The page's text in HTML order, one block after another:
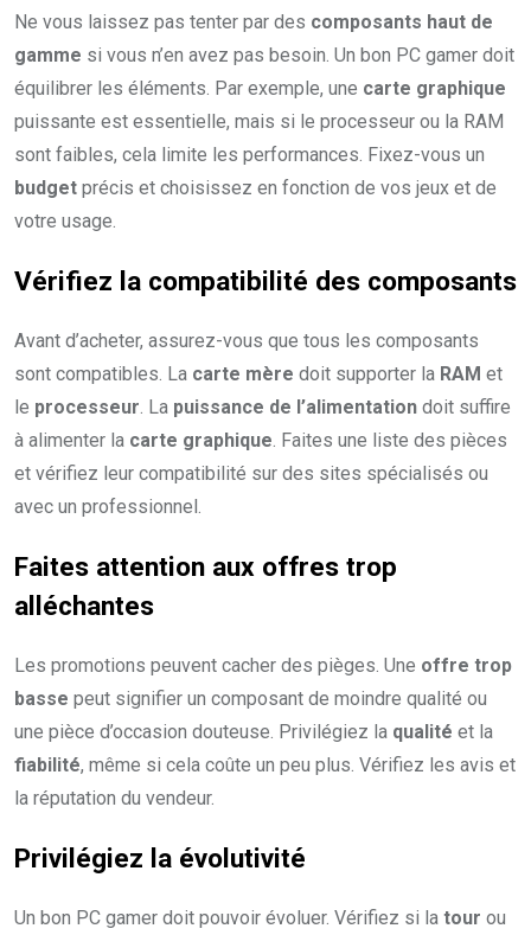
Ne vous laissez pas tenter par des composants haut de
gamme si vous n’en avez pas besoin. Un bon PC gamer doit
équilibrer les éléments. Par exemple, une carte graphique
puissante est essentielle, mais si le processeur ou la RAM
sont faibles, cela limite les performances. Fixez-vous un
budget précis et choisissez en fonction de vos jeux et de
votre usage.
Vérifiez la compatibilité des composants
Avant d’acheter, assurez-vous que tous les composants
sont compatibles. La carte mère doit supporter la RAM et
le processeur. La puissance de l’alimentation doit suffire
à alimenter la carte graphique. Faites une liste des pièces
et vérifiez leur compatibilité sur des sites spécialisés ou
avec un professionnel.
Faites attention aux offres trop
alléchantes
Les promotions peuvent cacher des pièges. Une offre trop
basse peut signifier un composant de moindre qualité ou
une pièce d’occasion douteuse. Privilégiez la qualité et la
fiabilité, même si cela coûte un peu plus. Vérifiez les avis et
la réputation du vendeur.
Privilégiez la évolutivité
Un bon PC gamer doit pouvoir évoluer. Vérifiez si la tour ou